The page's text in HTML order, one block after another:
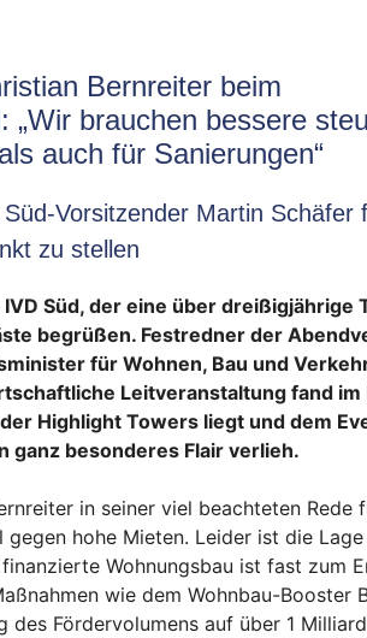
Bernreiter beim
„Wir brauchen bessere
auch für Sanierungen“
Vorsitzender Martin Schäfer
zu stellen
Süd, der eine über dreißigjährige
begrüßen. Festredner der
für Wohnen, Bau und
Leitveranstaltung fand im
Highlight Towers liegt und dem
ganz besonderes Flair verlieh.
in seiner viel beachteten Rede
hohe Mieten. Leider ist die
Wohnungsbau ist fast zum
wie dem Wohnbau-Booster
Fördervolumens auf über 1